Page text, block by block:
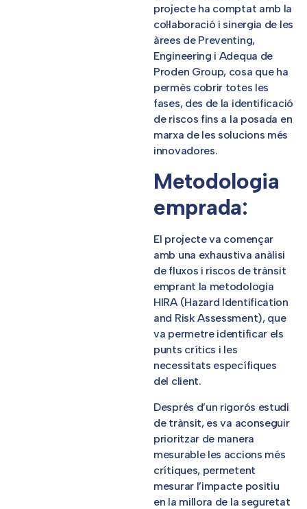
projecte ha comptat amb la
col·laboració i sinergia de les
àrees de Preventing,
Engineering i Adequa de
Proden Group, cosa que ha
permès cobrir totes les
fases, des de la identificació
de riscos fins a la posada en
marxa de les solucions més
innovadores.
Metodologia
emprada:
El projecte va començar
amb una exhaustiva anàlisi
de fluxos i riscos de trànsit
emprant la metodologia
HIRA (Hazard Identification
and Risk Assessment), que
va permetre identificar els
punts crítics i les
necessitats específiques
del client.
Després d’un rigorós estudi
de trànsit, es va aconseguir
prioritzar de manera
mesurable les accions més
crítiques, permetent
mesurar l’impacte positiu
en la millora de la seguretat